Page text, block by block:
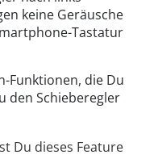
keine Geräusche
Tastatur
Funktionen, die Du
den Schieberegler
Du dieses Feature